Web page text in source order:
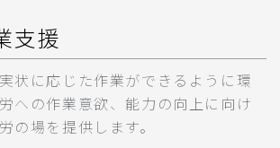
支援
状に応じた作業ができるように環
への作業意欲、能力の向上に向け
の場を提供します。